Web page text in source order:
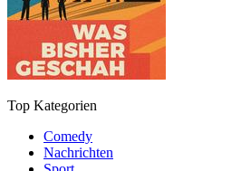
Top Kategorien
Comedy
Nachrichten